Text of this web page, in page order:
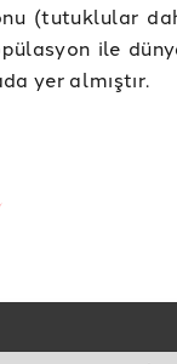
(tutuklular
ile
yer almıştır.